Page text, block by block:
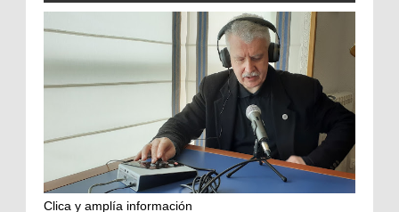
Clica y amplía información